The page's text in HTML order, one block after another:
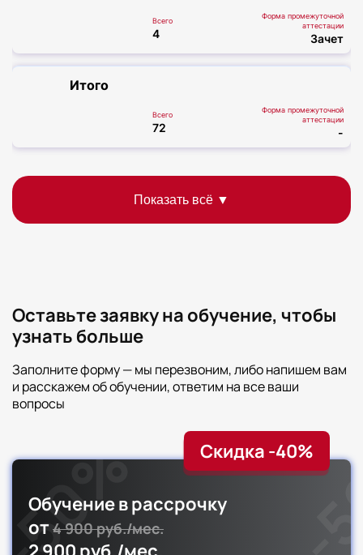
Всего
4
Форма промежуточной
аттестации
Зачет
Итого
Всего
72
Форма промежуточной
аттестации
-
Оставьте заявку на обучение, чтобы
узнать больше
Заполните форму — мы перезвоним, либо напишем вам
и расскажем об обучении, ответим на все ваши
вопросы
Скидка -40%
Обучение в рассрочку
от4 900 руб./мес.
2 900 руб./мес.